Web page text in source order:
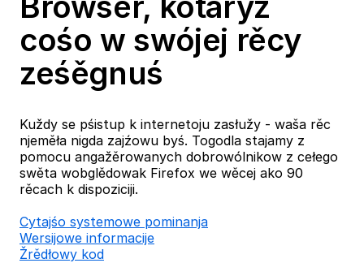
cośo w swójej rěcy
ześěgnuś
Kuždy se pśistup k internetoju zasłužy - waša rěc
njeměła nigda zajźowu byś. Togodla stajamy z
pomocu angažěrowanych dobrowólnikow z cełego
swěta wobglědowak Firefox we wěcej ako 90
rěcach k dispoziciji.
Cytajśo systemowe pominanja
Wersijowe informacije
Žrědłowy kod